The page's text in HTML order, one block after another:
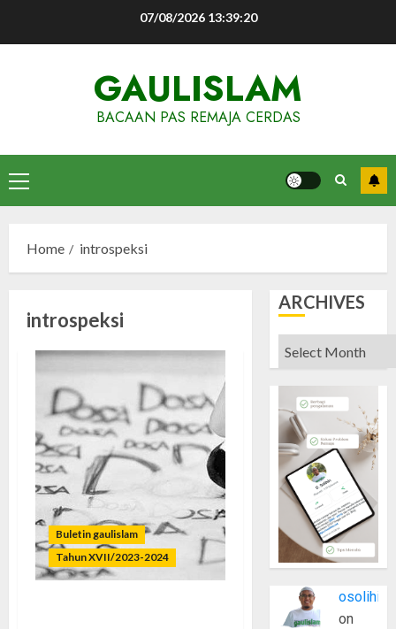
07/08/2026 13:39:21
GAULISLAM
BACAAN PAS REMAJA CERDAS
Primary
Menu
Home introspeksi
introspeksi
Buletin gaulislam
Tahun XVII/2023-2024
ARCHIVES
Archives
osolihin
on